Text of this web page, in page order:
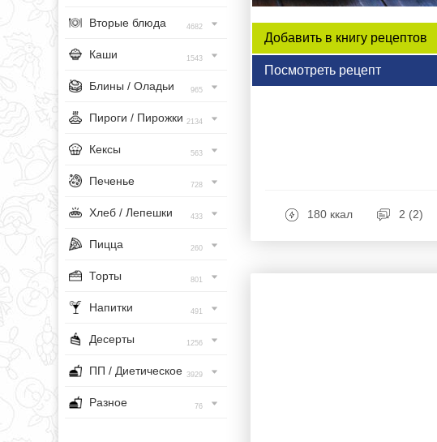
Вторые блюда 4682
Каши 1543
Блины / Оладьи 965
Пироги / Пирожки 2134
Кексы 563
Печенье 728
Хлеб / Лепешки 433
Пицца 260
Торты 801
Напитки 491
Десерты 1256
ПП / Диетическое 3929
Разное 76
Добавить в книгу рецептов
Посмотреть рецепт
180 ккал 2 (2)